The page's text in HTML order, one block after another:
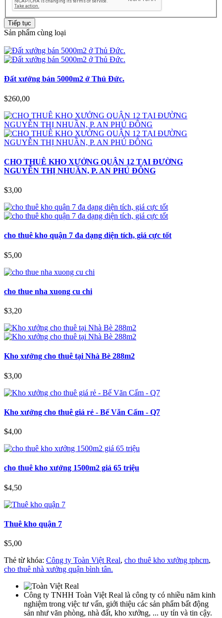
Tiếp tục
Sản phẩm cùng loại
Đất xưởng bán 5000m2 ở Thủ Đức.
$260,00
CHO THUÊ KHO XƯỞNG QUẬN 12 TẠI ĐƯỜNG
NGUYỄN THỊ NHUẦN, P. AN PHÚ ĐÔNG
$3,00
cho thuê kho quận 7 đa dạng diện tích, giá cực tốt
$5,00
cho thue nha xuong cu chi
$3,20
Kho xưởng cho thuê tại Nhà Bè 288m2
$3,00
Kho xưởng cho thuê giá rẻ - Bế Văn Cấm - Q7
$4,00
cho thuê kho xưởng 1500m2 giá 65 triệu
$4,50
Thuê kho quận 7
$5,00
Thẻ từ khóa: Công ty Toàn Việt Real, cho thuê kho xưởng tphcm,
cho thuê nhà xưởng quận bình tân.
Công ty TNHH Toàn Việt Real là công ty có nhiều năm kinh
nghiệm trong việc tư vấn, giới thiệu các sản phẩm bất động
sản như văn phòng, nhà đất, kho xưởng, ... uy tín và tin cậy.